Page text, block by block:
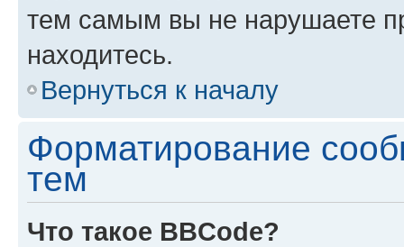
тем самым вы не нарушаете
находитесь.
Вернуться к началу
Форматирование
тем
Что такое BBCode?